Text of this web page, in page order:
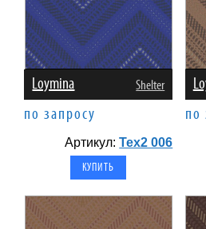
Loymina Shelter
по запросу
Артикул:Tex2 006
по